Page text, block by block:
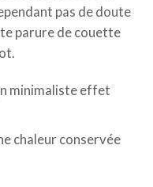
pas de doute
parure de couette
minimaliste effet
chaleur conservée